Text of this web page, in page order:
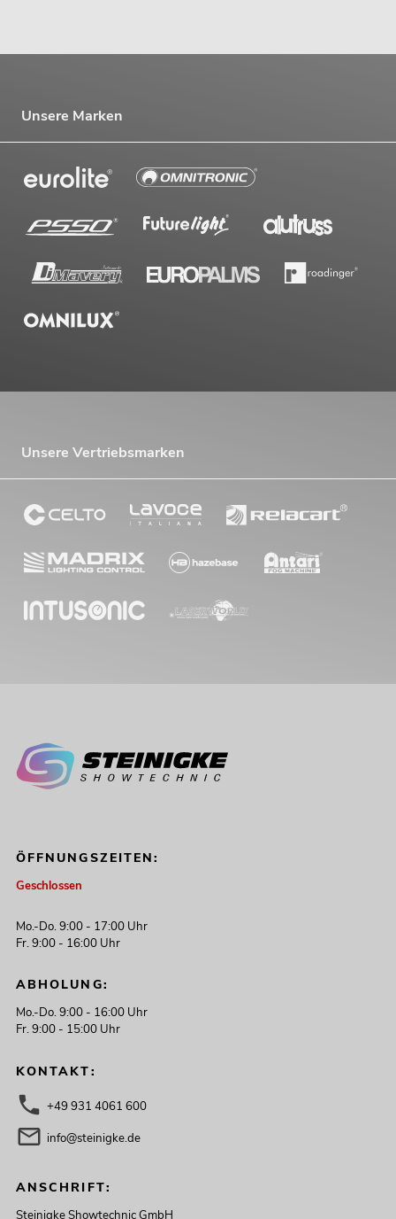
Unsere Marken
Unsere Vertriebsmarken
ÖFFNUNGSZEITEN:
Geschlossen
Mo.-Do. 9:00 - 17:00 Uhr
Fr. 9:00 - 16:00 Uhr
ABHOLUNG:
Mo.-Do. 9:00 - 16:00 Uhr
Fr. 9:00 - 15:00 Uhr
KONTAKT:
+49 931 4061 600
info@steinigke.de
ANSCHRIFT:
Steinigke Showtechnic GmbH